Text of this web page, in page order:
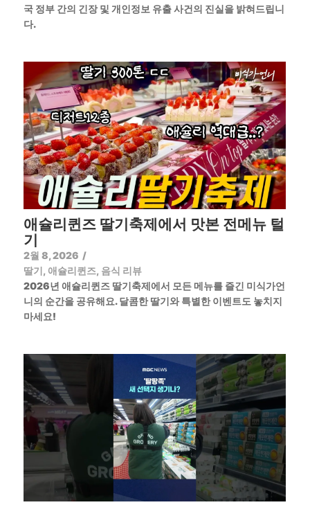
국 정부 간의 긴장 및 개인정보 유출 사건의 진실을 밝혀드립니
다.
애슐리퀸즈 딸기축제에서 맛본 전메뉴 털
기
2월 8, 2026 /
딸기, 애슐리퀸즈, 음식 리뷰
2026년 애슐리퀸즈 딸기축제에서 모든 메뉴를 즐긴 미식가언
니의 순간을 공유해요. 달콤한 딸기와 특별한 이벤트도 놓치지
마세요!